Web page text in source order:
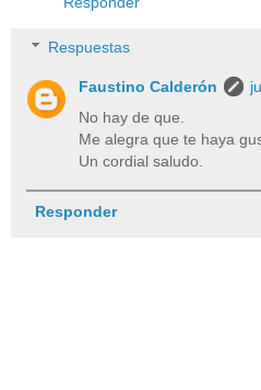
Respuestas
Faustino Calderón
No hay de que.
Me alegra que te haya
Un cordial saludo.
Responder